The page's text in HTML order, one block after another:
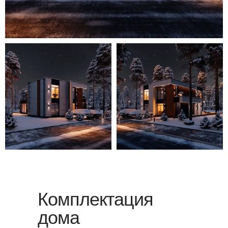
Для уточнения стоимости вашего
проекта свяжитесь с нами или
оставьте заявкуна обратный
звонок — мы свяжемся с вами
в ближайшее время.
Комплектация
дома